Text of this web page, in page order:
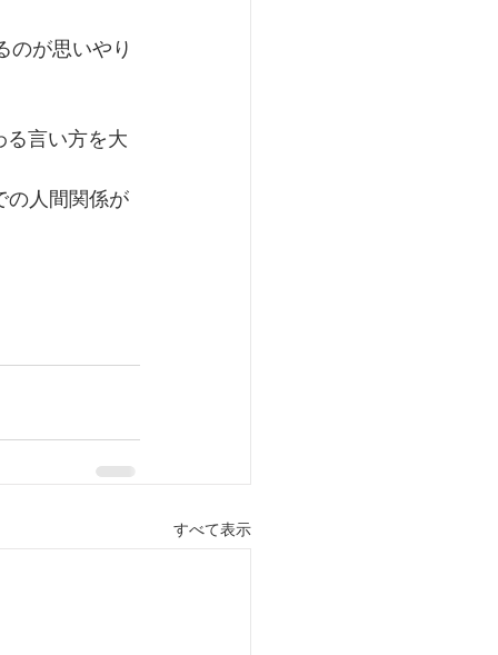
が思いやり
る言い方を大
の人間関係が
すべて表示